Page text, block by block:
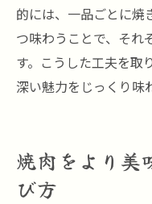
的には、一品ごとに焼
つ味わうことで、それ
す。こうした工夫を取
深い魅力をじっくり味
焼肉をより美
び方